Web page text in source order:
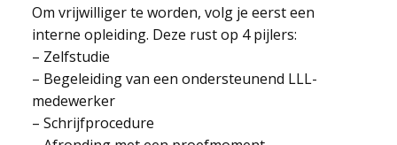
Om vrijwilliger te worden, volg je eerst een
interne opleiding. Deze rust op 4 pijlers:
– Zelfstudie
– Begeleiding van een ondersteunend LLL-
medewerker
– Schrijfprocedure